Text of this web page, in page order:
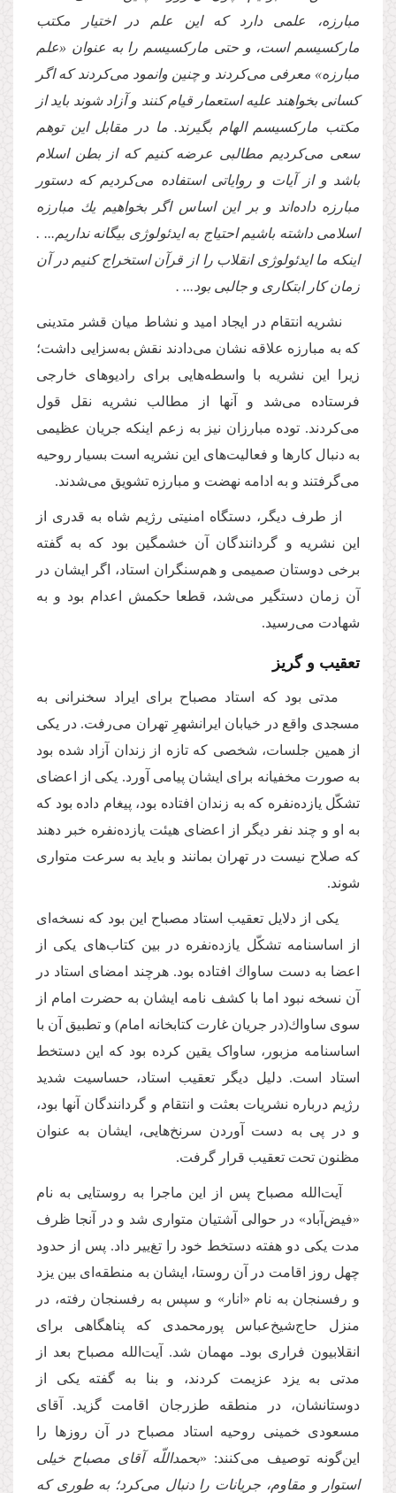
مبارزه، علمى دارد كه این علم در اختیار مكتب
ماركسیسم است، و حتى ماركسیسم را به عنوان «علم
مبارزه» معرفى مى‌كردند و چنین وانمود مى‌كردند كه اگر
كسانى بخواهند علیه استعمار قیام كنند و آزاد شوند باید از
مكتب ماركسیسم الهام بگیرند. ما در مقابل این توهم
سعى مى‌كردیم مطالبى عرضه كنیم كه از بطن اسلام
باشد و از آیات و روایاتى استفاده مى‌كردیم كه دستور
مبارزه داده‌اند و بر این اساس اگر بخواهیم یك مبارزه
اسلامى داشته باشیم احتیاج به ایدئولوژى بیگانه نداریم... .
اینكه ما ایدئولوژى انقلاب را از قرآن استخراج كنیم در آن
زمان كار ابتكارى و جالبى بود... .
نشریه انتقام در ایجاد امید و نشاط میان قشر متدینى
كه به مبارزه علاقه نشان مى‌دادند نقش به‌سزایى داشت؛
زیرا این نشریه با واسطه‌هایى براى رادیوهاى خارجى
فرستاده مى‌شد و آنها از مطالب نشریه نقل قول
مى‌كردند. توده مبارزان نیز به زعم اینكه جریان عظیمى
به دنبال كارها و فعالیت‌هاى این نشریه است بسیار روحیه
مى‌گرفتند و به ادامه نهضت و مبارزه تشویق مى‌شدند.
از طرف دیگر، دستگاه امنیتى رژیم شاه به قدرى از
این نشریه و گردانندگان آن خشمگین بود كه به گفته
برخى دوستان صمیمى و هم‌سنگران استاد، اگر ایشان در
آن زمان دستگیر مى‌شد، قطعا حکمش اعدام بود و به
شهادت مى‌رسید.
تعقیب و گریز
مدتى بود كه استاد مصباح براى ایراد سخنرانى به
مسجدى واقع در خیابان ایرانشهرِ تهران مى‌رفت. در یكى
از همین جلسات، شخصى كه تازه از زندان آزاد شده بود
به صورت مخفیانه براى ایشان پیامى آورد. یكى از اعضاى
تشكّل یازده‌نفره كه به زندان افتاده بود، پیغام داده بود كه
به او و چند نفر دیگر از اعضاى هیئت یازده‌نفره خبر دهند
كه صلاح نیست در تهران بمانند و باید به سرعت متوارى
شوند.
یكى از دلایل تعقیب استاد مصباح این بود كه نسخه‌اى
از اساسنامه تشكّل یازده‌نفره در بین كتاب‌هاى یكى از
اعضا به دست ساواك افتاده بود. هرچند امضاى استاد در
آن نسخه نبود اما با كشف نامه ایشان به حضرت امام از
سوى ساواك(در جریان غارت كتابخانه امام) و تطبیق آن با
اساسنامه مزبور، ساواک یقین كرده بود كه این دستخط
استاد است. دلیل دیگر تعقیب استاد، حساسیت شدید
رژیم درباره نشریات بعثت و انتقام و گردانندگان آنها بود،
و در پى به دست آوردن سرنخ‌هایى، ایشان به عنوان
مظنون تحت تعقیب قرار گرفت.
آیت‌الله مصباح پس از این ماجرا به روستایى به نام
«فیض‌آباد» در حوالى آشتیان متوارى شد و در آنجا ظرف
مدت یكى دو هفته دستخط خود را تغ‌ییر داد. پس از حدود
چهل روز اقامت در آن روستا، ایشان به منطقه‌اى بین یزد
و رفسنجان به نام «انار» و سپس به رفسنجان رفته، در
منزل حاج‌شیخ‌عباس پورمحمدى كه پناهگاهى براى
انقلابیون فرارى بودـ مهمان شد. آیت‌الله مصباح بعد از
مدتى به یزد عزیمت كردند، و بنا به گفته یكى از
دوستانشان، در منطقه طزرجان اقامت گزید. آقاى
مسعودى خمینى روحیه استاد مصباح در آن روزها را
این‌گونه توصیف مى‌كنند: «بحمداللّه آقاى مصباح خیلى
استوار و مقاوم، جریانات را دنبال مى‌كرد؛ به طورى كه